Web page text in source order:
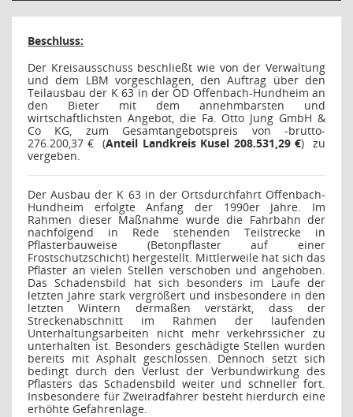
Beschluss:
Der Kreisausschuss beschließt wie von der Verwaltung
und dem LBM vorgeschlagen,den Auftrag über den
Teilausbau der K 63 in der OD Offenbach-Hundheim an
den Bieter mit dem annehmbarsten und
wirtschaftlichsten Angebot, die Fa. Otto Jung GmbH &
Co KG, zum Gesamtangebotspreis von -brutto-
276.200,37 € (Anteil Landkreis Kusel 208.531,29 €) zu
vergeben.
Der Ausbau der K 63 in der Ortsdurchfahrt Offenbach-
Hundheim erfolgte Anfang der 1990er Jahre. Im
Rahmen dieser Maßnahme wurde die Fahrbahn der
nachfolgend in Rede stehenden Teilstrecke in
Pflasterbauweise (Betonpflaster auf einer
Frostschutzschicht) hergestellt. Mittlerweile hat sich das
Pflaster an vielen Stellen verschoben und angehoben.
Das Schadensbild hat sich besonders im Laufe der
letzten Jahre stark vergrößert und insbesondere in den
letzten Wintern dermaßen verstärkt, dass der
Streckenabschnitt im Rahmen der laufenden
Unterhaltungsarbeiten nicht mehr verkehrssicher zu
unterhalten ist. Besonders geschädigte Stellen wurden
bereits mit Asphalt geschlossen. Dennoch setzt sich
bedingt durch den Verlust der Verbundwirkung des
Pflasters das Schadensbild weiter und schneller fort.
Insbesondere für Zweiradfahrer besteht hierdurch eine
erhöhte Gefahrenlage.